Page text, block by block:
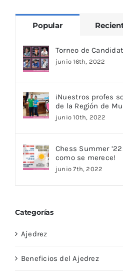
Popular
Torneo de
junio 16th, 2022
¡Nuestros profes
de la Región de
junio 10th, 2022
Chess Summer
como se merece!
junio 7th, 2022
Categorías
Ajedrez
Beneficios del Ajedrez